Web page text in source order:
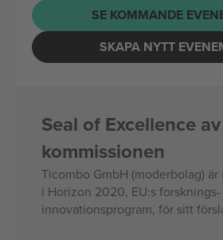
SE KOMMANDE
SKAPA NYTT
Seal of Excellence
kommissionen
Ticombo GmbH (moderbolag) är
i Horizon 2020, EU:s
innovationsprogram, för sitt